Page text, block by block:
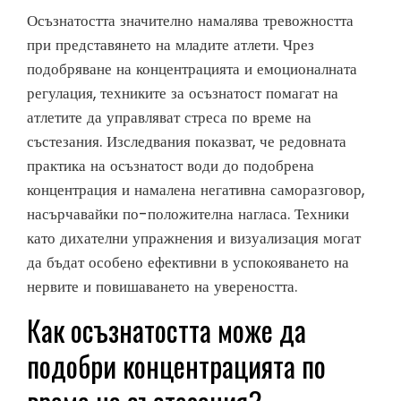
Осъзнатостта значително намалява тревожността
при представянето на младите атлети. Чрез
подобряване на концентрацията и емоционалната
регулация, техниките за осъзнатост помагат на
атлетите да управляват стреса по време на
състезания. Изследвания показват, че редовната
практика на осъзнатост води до подобрена
концентрация и намалена негативна саморазговор,
насърчавайки по-положителна нагласа. Техники
като дихателни упражнения и визуализация могат
да бъдат особено ефективни в успокояването на
нервите и повишаването на увереността.
Как осъзнатостта може да
подобри концентрацията по